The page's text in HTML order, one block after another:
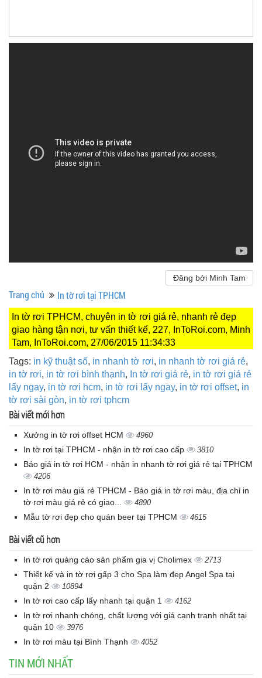
Đăng bởi Minh Tam
Trang chủ In tờ rơi tại TPHCM
In tờ rơi TPHCM, chuyên in tờ rơi giá rẻ, nhanh rẻ đẹp
giao hàng tận nơi, tư vấn thiết kế, 227, InToRoi.com, Minh
Tam, InToRoi.com, 27/06/2015 11:34:33
Tags: in kỹ thuật số, in nhanh tờ rơi, in nhanh tờ rơi giá rẻ,
in tờ rơi, in tờ rơi bình thạnh, In tờ rơi giá rẻ, in tờ rơi giá rẻ
lấy ngay, in tờ rơi hcm, in tờ rơi lấy ngay, in tờ rơi offset, in
tờ rơi sài gòn, in tờ rơi tphcm
Bài viết mới hơn
Xưởng in tờ rơi offset HCM 4960
In tờ rơi tại TPHCM - nhận in tờ rơi cao cấp 3810
Báo giá in tờ rơi HCM - nhận in nhanh tờ rơi giá rẻ tại TPHCM
4206
In tờ rơi màu giá rẻ TPHCM - Báo giá in tờ rơi màu, địa chỉ in
tờ rơi màu giá rẻ có giao...
4890
Mẫu tờ rơi đẹp cho quán beer tại TPHCM 4615
Bài viết cũ hơn
In tờ rơi quảng cáo sản phẩm gia vị Cholimex 2713
Thiết kế và in tờ rơi gấp 3 cho Spa làm đẹp Angel Spa tại
quận 2
10894
In tờ rơi cao cấp lấy nhanh tại quận 1 4162
In tờ rơi nhanh chóng, chất lượng với giá cạnh tranh nhất tại
quận 10
3976
In tờ rơi màu tại Bình Thạnh 4052
TIN MỚI NHẤT